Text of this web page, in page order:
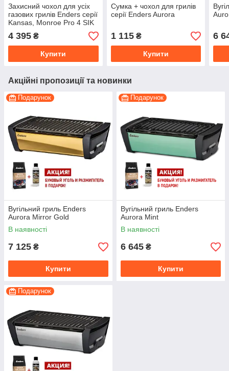
Захисний чохол для усіх
газових грилів Enders серії
Kansas, Monroe Pro 4 SIK
Turbo
4 395 ₴
Купити
Сумка + чохол для грилів
серії Enders Aurora
1 115₴
Купити
6
Акційні пропозиції та новинки
Подарунок
Вугільний гриль Enders
Aurora Mirror Gold
В наявності
7 125 ₴
Купити
Подарунок
Вугільний гриль Enders
Aurora Mint
В наявності
6 645 ₴
Купити
Подарунок